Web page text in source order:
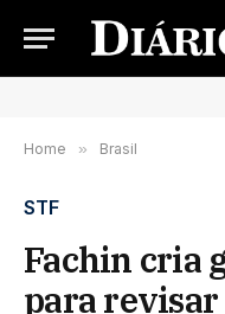
Home » Brasil
STF
Fachin cria
para